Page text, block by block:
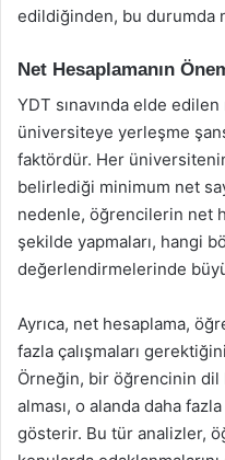
edildiğinden, bu durumda
Net Hesaplamanın
YDT sınavında elde
üniversiteye yerleşme
faktördür. Her
belirlediği minimum net
nedenle, öğrencilerin net
şekilde yapmaları, hangi
değerlendirmelerinde
Ayrıca, net hesaplama,
fazla çalışmaları
Örneğin, bir öğrencinin dil
alması, o alanda daha
gösterir. Bu tür analizler,